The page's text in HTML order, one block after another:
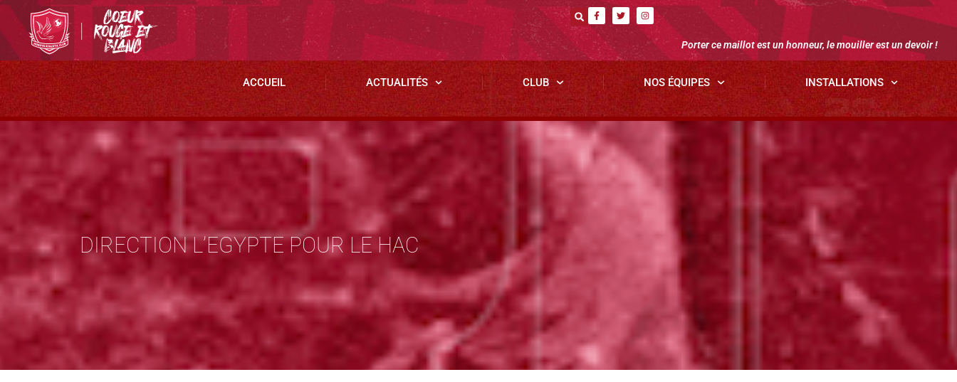
Porter ce maillot est un honneur, le mouiller est un devoir !
ACCUEIL ACTUALITÉS CLUB NOS ÉQUIPES INSTALLATIONS
DIRECTION L’EGYPTE POUR LE HAC